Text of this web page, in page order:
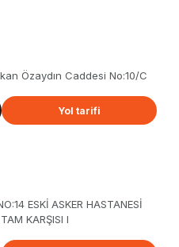
Özaydın Caddesi No:10/C
Yol tarifi
ESKİ ASKER HASTANESİ
KARŞISI I